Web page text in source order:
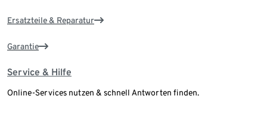
Ersatzteile & Reparatur
Garantie
Service & Hilfe
Online-Services nutzen & schnell Antworten finden.